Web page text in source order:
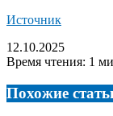
Источник
12.10.2025
Время чтения: 1
Похожие